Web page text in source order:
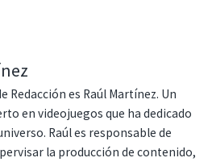
Redacción es Raúl Martínez. Un
en videojuegos que ha dedicado
Raúl es responsable de
la producción de contenido,